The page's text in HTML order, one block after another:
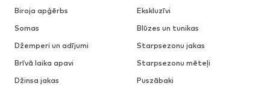
Biroja apģērbs
Ekskluzīvi
Somas
Blūzes un tunikas
Džemperi un adījumi
Starpsezonu jakas
Brīvā laika apavi
Starpsezonu mēteļi
Džinsa jakas
Puszābaki